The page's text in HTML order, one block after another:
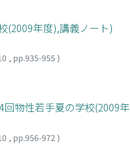
物理学や相転移・臨界現象の統
10年の間に分かってきた.(2006
ネットワーク問題を解くように
ーバによる問題解決とそのアメ
ズムは、単純でありかつ、なか
(2009年度),講義ノート)
, pp.935-955 )
物性若手夏の学校(2009
, pp.956-972 )